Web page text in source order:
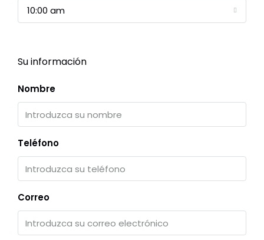
10:00 am
Su información
Nombre
Teléfono
Correo